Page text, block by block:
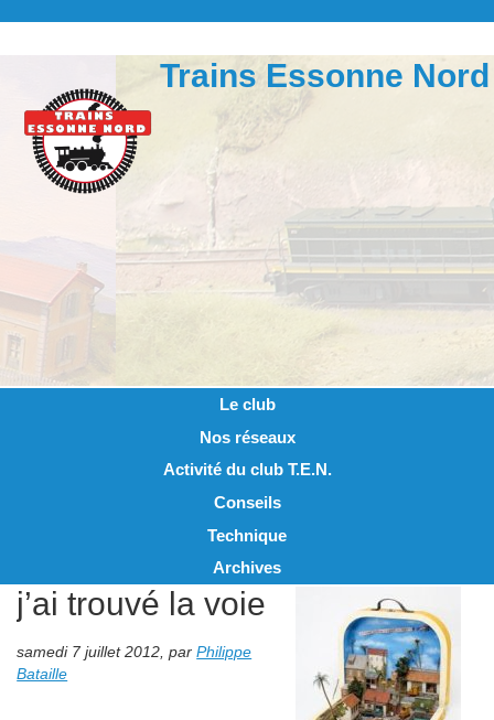
Trains Essonne Nord
Le club
Nos réseaux
Activité du club T.E.N.
Conseils
Technique
Archives
j’ai trouvé la voie
samedi 7 juillet 2012,parPhilippe
Bataille